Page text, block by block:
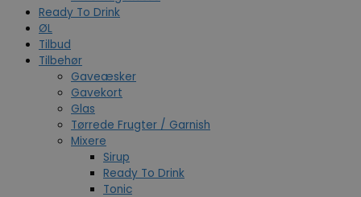
Ready To Drink
ØL
Tilbud
Tilbehør
Gaveæsker
Gavekort
Glas
Tørrede Frugter / Garnish
Mixere
Sirup
Ready To Drink
Tonic